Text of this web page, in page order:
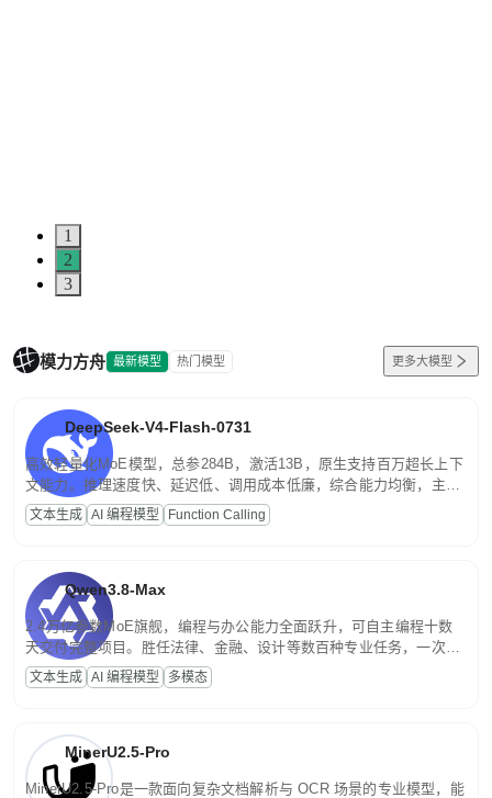
1
2
3
模力方舟 最新模型 热门模型 更多大模型
DeepSeek-V4-Flash-0731
高效轻量化MoE模型，总参284B，激活13B，原生支持百万超长上下
文能力。推理速度快、延迟低、调用成本低廉，综合能力均衡，主打
高并发、轻量化任务，适合日常对话、内容创作、基础 RAG、批量
文案处理等普惠刚需场景。
文本生成 AI 编程模型 Function Calling
Qwen3.8-Max
2.4万亿参数MoE旗舰，编程与办公能力全面跃升，可自主编程十数
天交付完整项目。胜任法律、金融、设计等数百种专业任务，一次对
话端到端交付生产级成果。原生视觉理解贯穿规划、执行与验证全流
程，支持超长文档与长视频的深度语义解析。长程任务中自主规划与
文本生成 AI 编程模型 多模态
MinerU2.5-Pro
MinerU2.5-Pro是一款面向复杂文档解析与 OCR 场景的专业模型，能